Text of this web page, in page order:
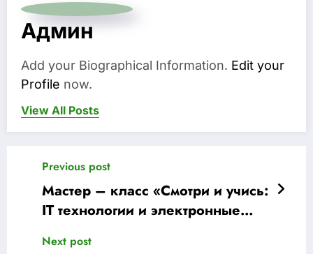
Админ
Add your Biographical Information. Edit your
Profile now.
View All Posts
Previous post
Мастер – класс «Смотри и учись:
IT технологии и электронные
Next post